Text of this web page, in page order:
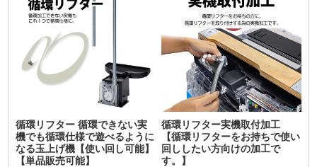
循環リフター 循環できない実
機でも循環仕様で遊べるように
なる玉上げ機【使い回し可能】
【単品販売可能】
循環リフター実機取付加工
【循環リフターをお持ちで使い
回ししたい方向けの加工で
す。】